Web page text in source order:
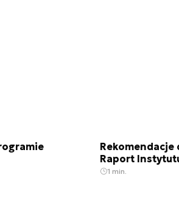
Rekomendacje
Raport
1 min.